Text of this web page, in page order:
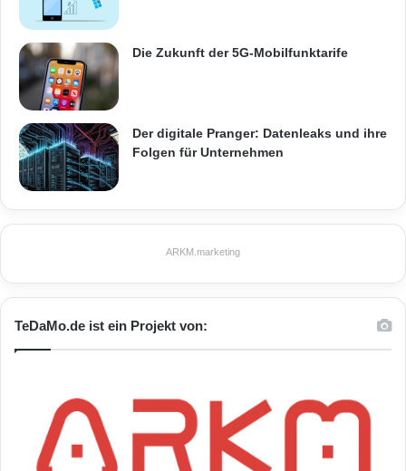
Die Zukunft der 5G-Mobilfunktarife
Der digitale Pranger: Datenleaks und ihre
Folgen für Unternehmen
ARKM.marketing
TeDaMo.de ist ein Projekt von: